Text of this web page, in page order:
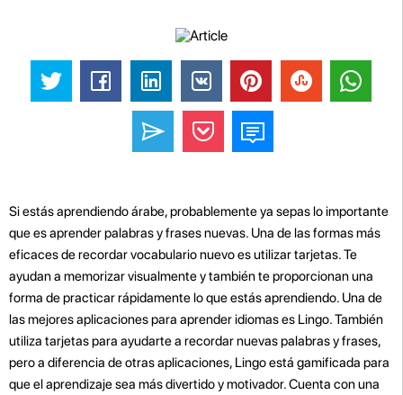
Si estás aprendiendo árabe, probablemente ya sepas lo importante
que es aprender palabras y frases nuevas. Una de las formas más
eficaces de recordar vocabulario nuevo es utilizar tarjetas. Te
ayudan a memorizar visualmente y también te proporcionan una
forma de practicar rápidamente lo que estás aprendiendo. Una de
las mejores aplicaciones para aprender idiomas es Lingo. También
utiliza tarjetas para ayudarte a recordar nuevas palabras y frases,
pero a diferencia de otras aplicaciones, Lingo está gamificada para
que el aprendizaje sea más divertido y motivador. Cuenta con una